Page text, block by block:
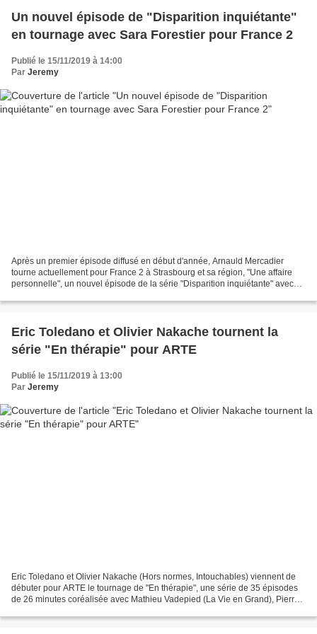
Un nouvel épisode de "Disparition inquiétante"
en tournage avec Sara Forestier pour France 2
Publié le 15/11/2019 à 14:00
Par Jeremy
Après un premier épisode diffusé en début d'année, Arnauld Mercadier
tourne actuellement pour France 2 à Strasbourg et sa région, "Une affaire
personnelle", un nouvel épisode de la série "Disparition inquiétante" avec
Eric Toledano et Olivier Nakache tournent la
série "En thérapie" pour ARTE
Publié le 15/11/2019 à 13:00
Par Jeremy
Eric Toledano et Olivier Nakache (Hors normes, Intouchables) viennent de
débuter pour ARTE le tournage de "En thérapie", une série de 35 épisodes
de 26 minutes coréalisée avec Mathieu Vadepied (La Vie en Grand), Pierre